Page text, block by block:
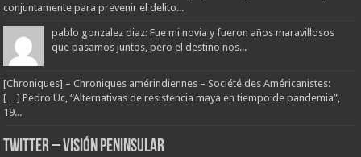
conjuntamente para prevenir el delito...
pablo gonzalez diaz: Fue mi novia y fueron años maravillosos
que pasamos juntos, pero el destino nos...
[Chroniques] – Chroniques amérindiennes – Société des Américanistes:
[…] Pedro Uc, “Alternativas de resistencia maya en tiempo de pandemia”,
19...
Twitter – Visión Peninsular